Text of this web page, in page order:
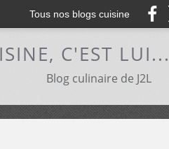
Tous nos blogs cuisine
C'EST
Blog culinaire de J2L